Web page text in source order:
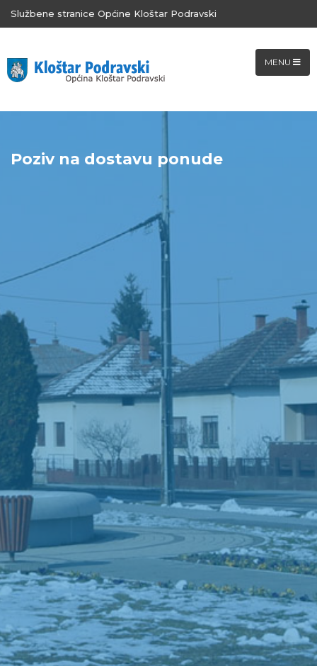
Službene stranice Općine Kloštar Podravski
MENU
Poziv na dostavu ponude